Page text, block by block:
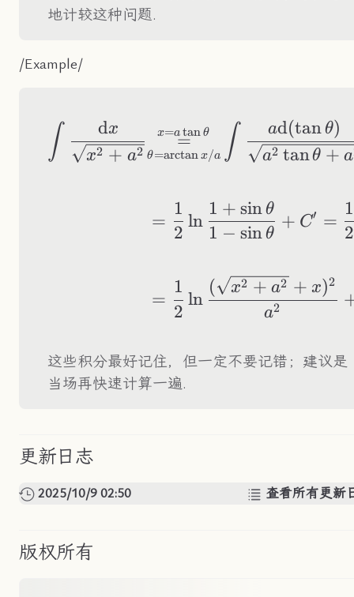
地计较这种问题.
/Example/
\begin{aligned}
∫ x2 + a2
dx
θ=arctan x/a
=
x=a tan θ ∫ a2 tanθ + a
ad(tanθ)
=
2
1
ln
1 − sinθ
1 + sinθ
+ C′ =
2
1
=
2
1
ln
a2
( x2 + a2 + x)2
这些积分最好记住，但一定不要记错；建议是
当场再快速计算一遍.
更新日志
2025/10/9 02:50 查看所有更新
版权所有